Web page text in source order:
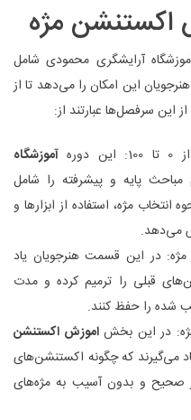
مژه
آرایشگری محمودی شامل
این امکان را می‌دهد تا از
این سرفصل‌ها عبارتند از:
آموزشگاه
مباحث پایه و پیشرفته را شامل
مژه، استفاده از ابزارها و
می‌دهد.
در این قسمت هنرجویان یاد
قبلی را ترمیم کرده و مدت
شده را حفظ کنند.
در این بخشاموزش اکستنشن
می‌گیرند که چگونه اکستنشن‌های
صحیح و بدون آسیب به مژه‌های